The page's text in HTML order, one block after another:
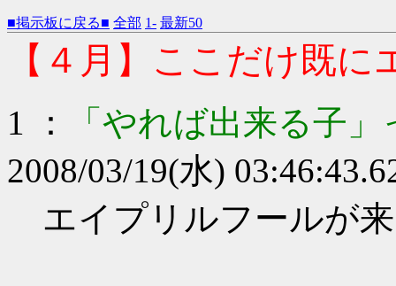
■掲示板に戻る■ 全部 1- 最新50
【４月】ここだけ既
1 ：
「やれば出来る子
2008/03/19(水)
エイプリルフールが